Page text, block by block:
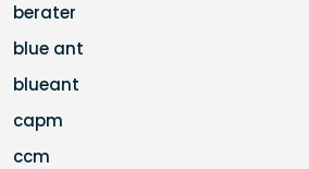
berater
blue ant
blueant
capm
ccm